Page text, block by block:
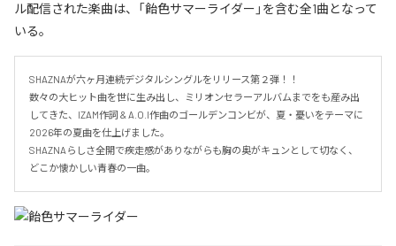
ル配信された楽曲は、「飴色サマーライダー」を含む全1曲となって
いる。
SHAZNAが六ヶ月連続デジタルシングルをリリース第２弾！！
数々の大ヒット曲を世に生み出し、ミリオンセラーアルバムまでをも産み出
してきた、IZAM作詞 & A.O.I作曲のゴールデンコンビが、夏・憂いをテーマに
2026年の夏曲を仕上げました。
SHAZNAらしさ全開で疾走感がありながらも胸の奥がキュンとして切なく、
どこか懐かしい青春の一曲。